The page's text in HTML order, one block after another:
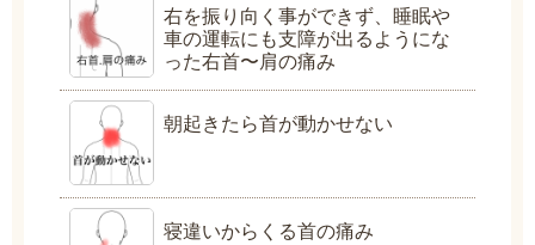
右を振り向く事ができず、睡眠や
車の運転にも支障が出るようにな
った右首〜肩の痛み
朝起きたら首が動かせない
寝違いからくる首の痛み